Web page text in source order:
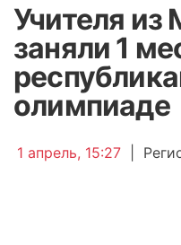
Учителя из
заняли 1
олимпиаде
1 апрель, 15:27